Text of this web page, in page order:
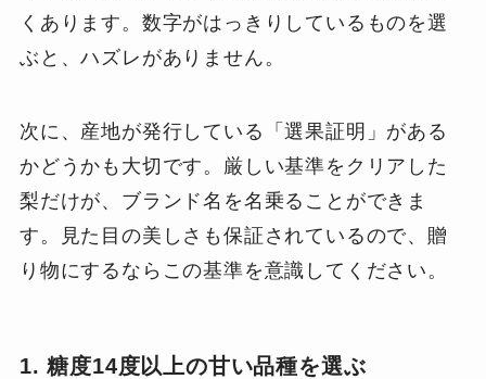
くあります。数字がはっきりしているものを選
ぶと、ハズレがありません。
次に、産地が発行している「選果証明」がある
かどうかも大切です。厳しい基準をクリアした
梨だけが、ブランド名を名乗ることができま
す。見た目の美しさも保証されているので、贈
り物にするならこの基準を意識してください。
1. 糖度14度以上の甘い品種を選ぶ